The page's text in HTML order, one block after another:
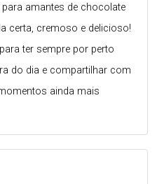
amantes de chocolate
certa, cremoso e delicioso!
ter sempre por perto
do dia e compartilhar com
ainda mais